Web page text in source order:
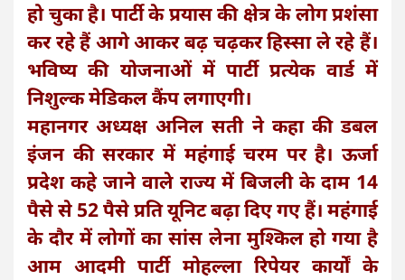
हो चुका है। पार्टी के प्रयास की क्षेत्र के लोग प्रशंसा
कर रहे हैं आगे आकर बढ़ चढ़कर हिस्सा ले रहे हैं।
भविष्य की योजनाओं में पार्टी प्रत्येक वार्ड में
निशुल्क मेडिकल कैंप लगाएगी।
महानगर अध्यक्ष अनिल सती ने कहा की डबल
इंजन की सरकार में महंगाई चरम पर है। ऊर्जा
प्रदेश कहे जाने वाले राज्य में बिजली के दाम 14
पैसे से 52 पैसे प्रति यूनिट बढ़ा दिए गए हैं। महंगाई
के दौर में लोगों का सांस लेना मुश्किल हो गया है
आम आदमी पार्टी मोहल्ला रिपेयर कार्यों के